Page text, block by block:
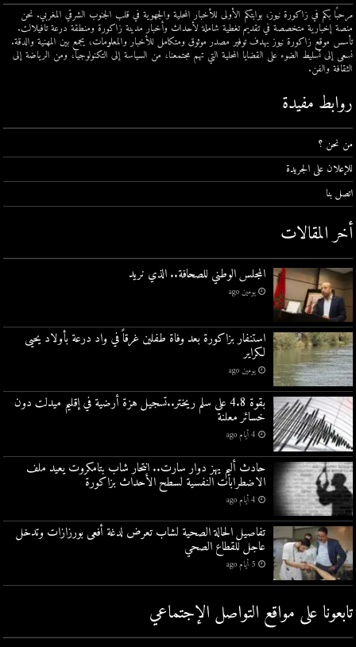
مرحبًا بكم في زاكورة نيوز، بوابتكم الأولى للأخبار المحلية والجهوية في قلب الجنوب الشرقي المغربي. نحن
منصة إخبارية متخصصة في تقديم تغطية شاملة لأحداث وأخبار مدينة زاكورة ومنطقة درعة تافيلالت.
تأسس موقع زاكورة نيوز بهدف توفير مصدر موثوق ومتكامل للأخبار والمعلومات، يجمع بين المهنية والدقة.
نسعى إلى تسليط الضوء على القضايا المحلية التي تهم مجتمعنا، من السياسة إلى التكنولوجيا، ومن الرياضة إلى
الثقافة والفن.
روابط مفيدة
من نحن ؟
للإعلان على الجريدة
اتصل بنا
أخر المقالات
المجلس الوطني للصحافة.. الذي نريد
يومين ago
استنفار بزاكورة بعد وفاة طفلين غرقاً في واد درعة بأولاد يحيى
لكراير
يومين ago
بقوة 4.8 على سلم ريختر..تسجيل هزة أرضية في إقليم ميدلت دون
خسائر معلنة
4 أيام ago
حادث أليم يهز دوار سارت.. انتحار شاب بتامكروت يعيد ملف
الاضطرابات النفسية لسطح الأحداث بزاكورة
4 أيام ago
تفاصيل الحالة الصحية لشاب تعرض لدغة أفعى بورزازات وتدخل
عاجل للقطاع الصحي
5 أيام ago
تابعونا على مواقع التواصل اﻹجتماعي